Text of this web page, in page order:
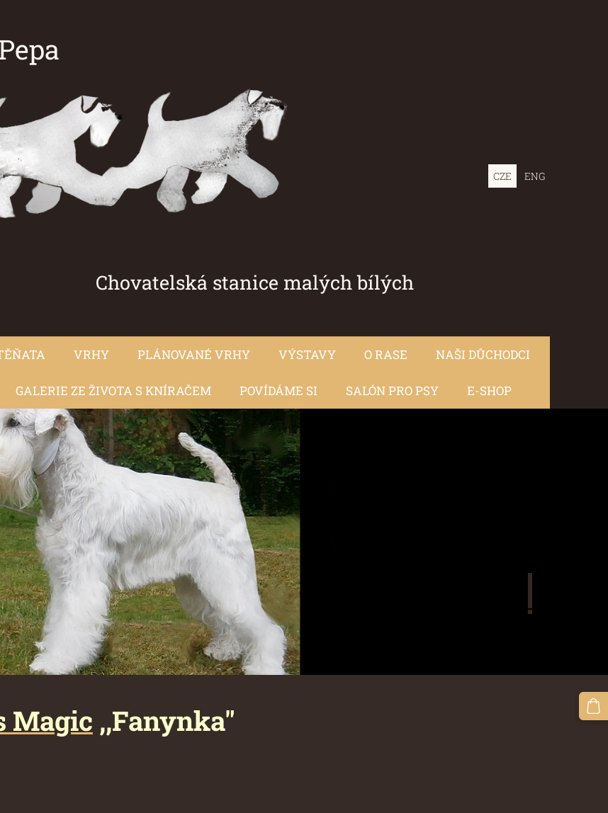
stanice malých bílých
CZE ENG
VRHY PLÁNOVANÉ VRHY VÝSTAVY O RASE NAŠI DŮCHODCI
GALERIE ZE ŽIVOTA S KNÍRAČEM POVÍDÁME SI SALÓN PRO PSY E-SHOP
Magic ,,Fanynka"